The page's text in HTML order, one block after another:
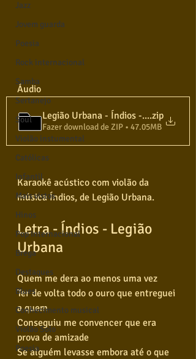
Jazz
Jovem guarda
Poesia
Rock internacional
Samba
Sertanejo
Soul
Violão instumental
Católicas
Infantil
Mais vistos
Hinos
Pop Internacional
Brega
Destaques
Blues
Conhecimento musical
Violão Solo
Poesia
Áudio
Legião Urbana - Índios - Karaokê
.zip
Fazer download de ZIP • 47.05MB
Karaokê acústico com violão da
música Índios, de Legião Urbana.
Letra - Índios - Legião
Urbana
Quem me dera ao menos uma vez
Ter de volta todo o ouro que entreguei
a quem
Conseguiu me convencer que era
prova de amizade
Se alguém levasse embora até o que